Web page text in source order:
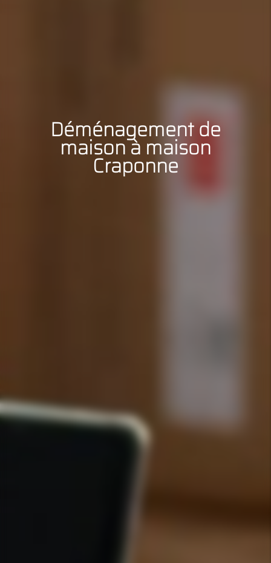
Déménagement de
maison à maison
Craponne